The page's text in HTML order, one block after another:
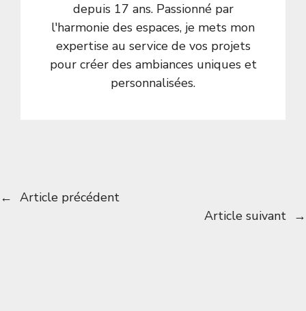
depuis 17 ans. Passionné par
l'harmonie des espaces, je mets mon
expertise au service de vos projets
pour créer des ambiances uniques et
personnalisées.
← Article précédent
Article suivant →